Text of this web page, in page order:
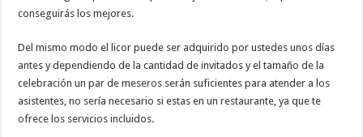
conseguirás los mejores.
Del mismo modo el licor puede ser adquirido por ustedes unos días
antes y dependiendo de la cantidad de invitados y el tamaño de la
celebración un par de meseros serán suficientes para atender a los
asistentes, no sería necesario si estas en un restaurante, ya que te
ofrece los servicios incluidos.